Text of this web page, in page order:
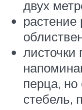
двух
растение
перца, но
стебель,